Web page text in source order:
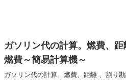
ガソリン代の計算。燃費、
燃費～簡易計算機～
ガソリン代の計算。燃費、距離 、割り